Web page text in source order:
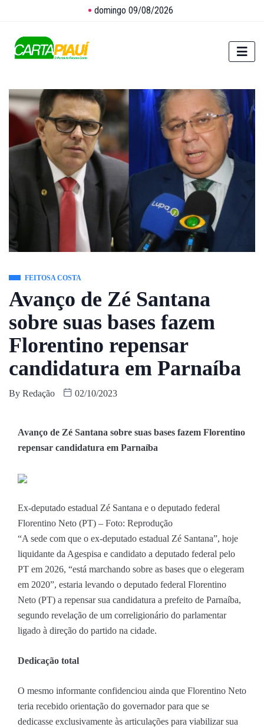
domingo 09/08/2026
FEITOSA COSTA
Avanço de Zé Santana
sobre suas bases fazem
Florentino repensar
candidatura em Parnaíba
By Redação 02/10/2023
Avanço de Zé Santana sobre suas bases fazem Florentino
repensar candidatura em Parnaíba
Ex-deputado estadual Zé Santana e o deputado federal
Florentino Neto (PT) – Foto: Reprodução
“A sede com que o ex-deputado estadual Zé Santana”, hoje
liquidante da Agespisa e candidato a deputado federal pelo
PT em 2026, “está marchando sobre as bases que o elegeram
em 2020”, estaria levando o deputado federal Florentino
Neto (PT) a repensar sua candidatura a prefeito de Parnaíba,
segundo revelação de um correligionário do parlamentar
ligado à direção do partido na cidade.
Dedicação total
O mesmo informante confidenciou ainda que Florentino Neto
teria recebido orientação do governador para que se
dedicasse exclusivamente às articulações para viabilizar sua